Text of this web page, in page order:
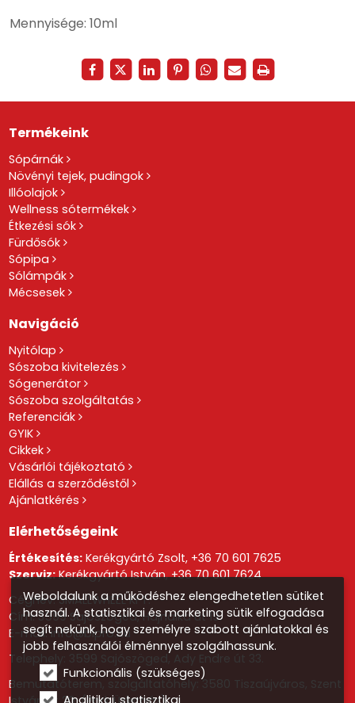
Mennyisége: 10ml
Termékeink
Sópárnák
Növényi tejek, pudingok
Illóolajok
Wellness sótermékek
Étkezési sók
Fürdősók
Sópipa
Sólámpák
Mécsesek
Navigáció
Nyitólap
Sószoba kivitelezés
Sógenerátor
Sószoba szolgáltatás
Referenciák
GYIK
Cikkek
Vásárlói tájékoztató
Elállás a szerződéstől
Ajánlatkérés
Elérhetőségeink
Értékesítés:Kerékgyártó Zsolt, +36 70 601 7625
Szerviz:Kerékgyártó István,+36 70 601 7624
Cégnév: SMALLWHEEL KFT.
Cím: 3599 Sajószöged, Hajnalka út 19.
E-mail:info@blpro.hu
Telephely: 3599 Sajószöged, Ady Endre út 33.
Bemutatóterem, szolgáltatóhely: 3580 Tiszaújváros, Szent
Weboldalunk a működéshez elengedhetetlen sütiket
használ. A statisztikai és marketing sütik elfogadása
segít nekünk, hogy személyre szabott ajánlatokkal és
jobb felhasználói élménnyel szolgálhassunk.
Funkcionális (szükséges)